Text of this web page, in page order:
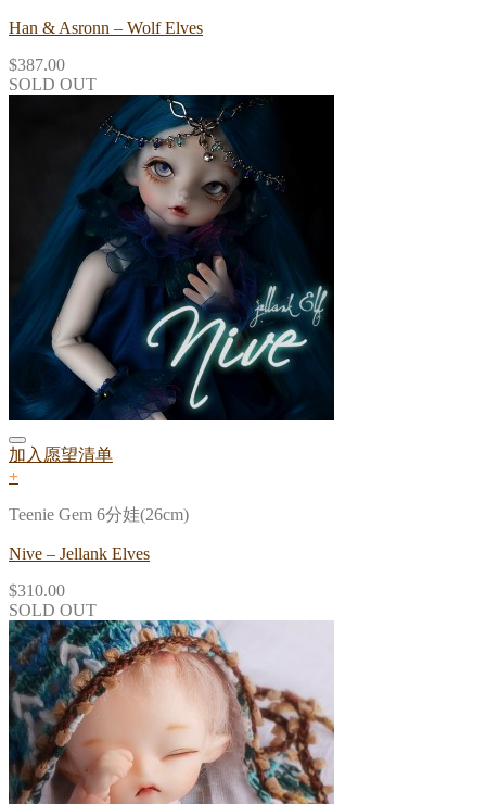
Han & Asronn – Wolf Elves
$387.00
SOLD OUT
加入愿望清单
+
Teenie Gem 6分娃(26cm)
Nive – Jellank Elves
$310.00
SOLD OUT